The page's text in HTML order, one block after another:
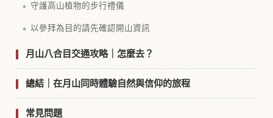
守護高山植物的步行禮儀
以參拜為目的請先確認開山資訊
月山八合目交通攻略｜怎麼去？
總結｜在月山同時體驗自然與信仰的旅程
常見問題